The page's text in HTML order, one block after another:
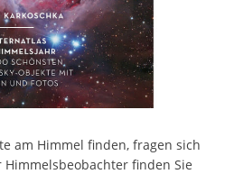
am Himmel finden, fragen sich
finden Sie